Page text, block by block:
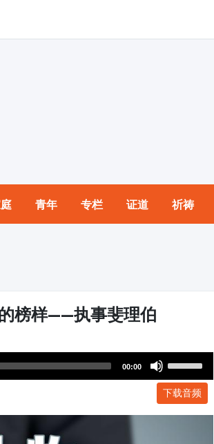
青年 专栏 证道 祈祷
榜样——执事斐理伯
00:00
Arrow
下载音频